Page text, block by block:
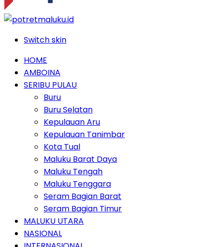
Switch skin
HOME
AMBOINA
SERIBU PULAU
Buru
Buru Selatan
Kepulauan Aru
Kepulauan Tanimbar
Kota Tual
Maluku Barat Daya
Maluku Tengah
Maluku Tenggara
Seram Bagian Barat
Seram Bagian Timur
MALUKU UTARA
NASIONAL